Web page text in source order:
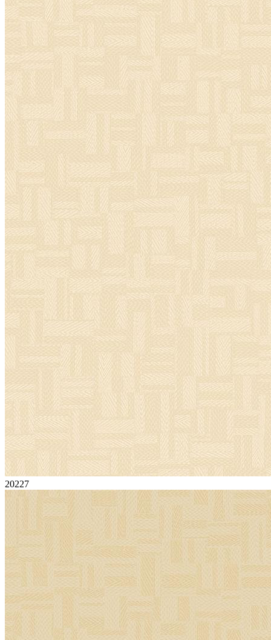
20227